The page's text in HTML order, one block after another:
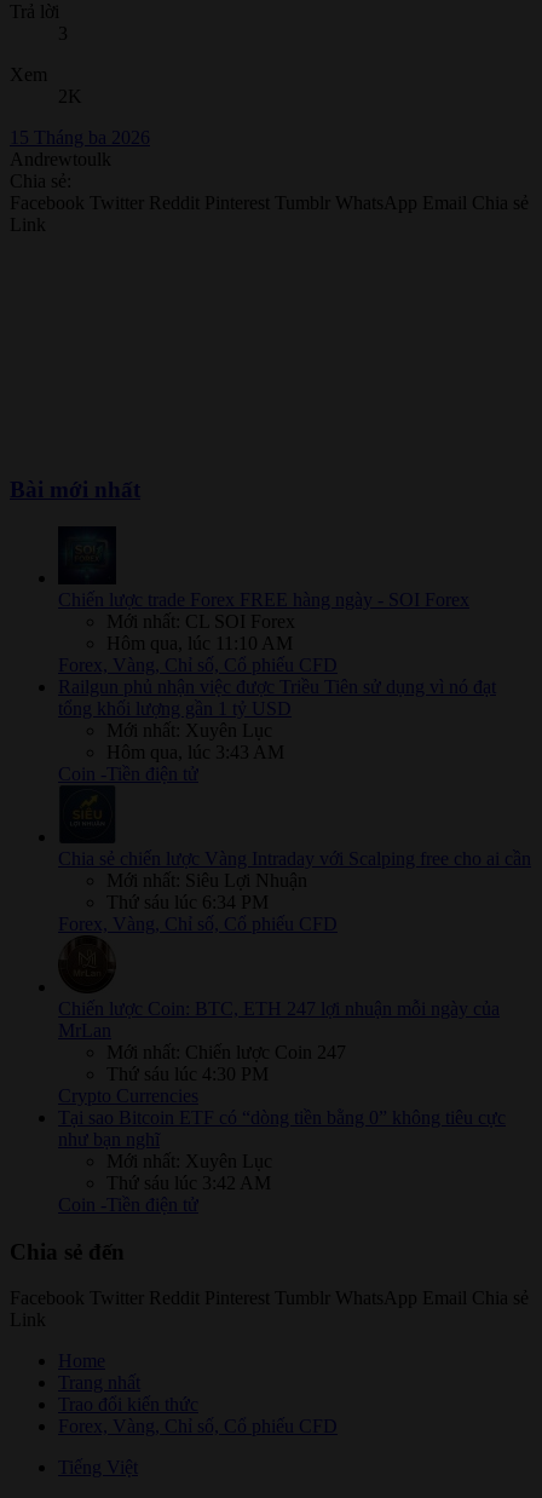
Trả lời
3
Xem
2K
15 Tháng ba 2026
Andrewtoulk
Chia sẻ:
Facebook Twitter Reddit Pinterest Tumblr WhatsApp Email Chia sẻ
Link
Bài mới nhất
Chiến lược trade Forex FREE hàng ngày - SOI Forex
Mới nhất: CL SOI Forex
Hôm qua, lúc 11:10 AM
Forex, Vàng, Chỉ số, Cổ phiếu CFD
Railgun phủ nhận việc được Triều Tiên sử dụng vì nó đạt
tổng khối lượng gần 1 tỷ USD
Mới nhất: Xuyên Lục
Hôm qua, lúc 3:43 AM
Coin -Tiền điện tử
Chia sẻ chiến lược Vàng Intraday với Scalping free cho ai cần
Mới nhất: Siêu Lợi Nhuận
Thứ sáu lúc 6:34 PM
Forex, Vàng, Chỉ số, Cổ phiếu CFD
Chiến lược Coin: BTC, ETH 247 lợi nhuận mỗi ngày của
MrLan
Mới nhất: Chiến lược Coin 247
Thứ sáu lúc 4:30 PM
Crypto Currencies
Tại sao Bitcoin ETF có “dòng tiền bằng 0” không tiêu cực
như bạn nghĩ
Mới nhất: Xuyên Lục
Thứ sáu lúc 3:42 AM
Coin -Tiền điện tử
Chia sẻ đến
Facebook Twitter Reddit Pinterest Tumblr WhatsApp Email
Chia sẻ
Link
Home
Trang nhất
Trao đổi kiến thức
Forex, Vàng, Chỉ số, Cổ phiếu CFD
Tiếng Việt